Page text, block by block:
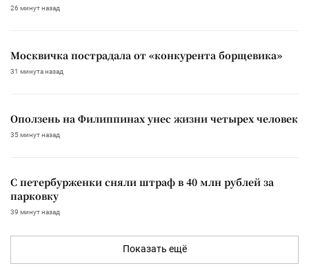
26 минут назад
Москвичка пострадала от «конкурента борщевика»
31 минута назад
Оползень на Филиппинах унес жизни четырех человек
35 минут назад
С петербурженки сняли штраф в 40 млн рублей за
парковку
39 минут назад
Показать ещё